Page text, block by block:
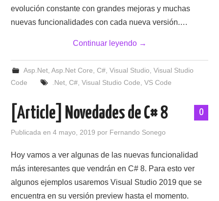
evolución constante con grandes mejoras y muchas
nuevas funcionalidades con cada nueva versión.…
Continuar leyendo →
Asp.Net, Asp.Net Core, C#, Visual Studio, Visual Studio
Code
.Net, C#, Visual Studio Code, VS Code
0
[Article] Novedades de C# 8
Publicada en4 mayo, 2019 por Fernando Sonego
Hoy vamos a ver algunas de las nuevas funcionalidad
más interesantes que vendrán en C# 8. Para esto ver
algunos ejemplos usaremos Visual Studio 2019 que se
encuentra en su versión preview hasta el momento.